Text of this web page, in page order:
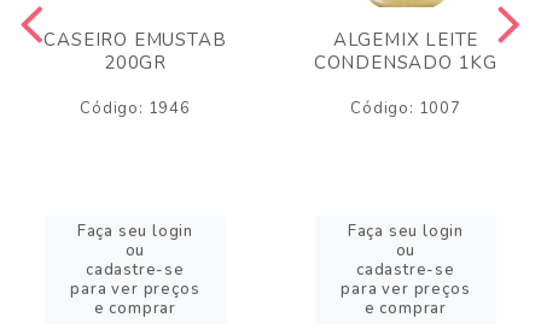
CASEIRO EMUSTAB
200GR
Código: 1946
Faça seu login
ou
cadastre-se
para ver preços
e comprar
ALGEMIX LEITE
CONDENSADO 1KG
Código: 1007
Faça seu login
ou
cadastre-se
para ver preços
e comprar